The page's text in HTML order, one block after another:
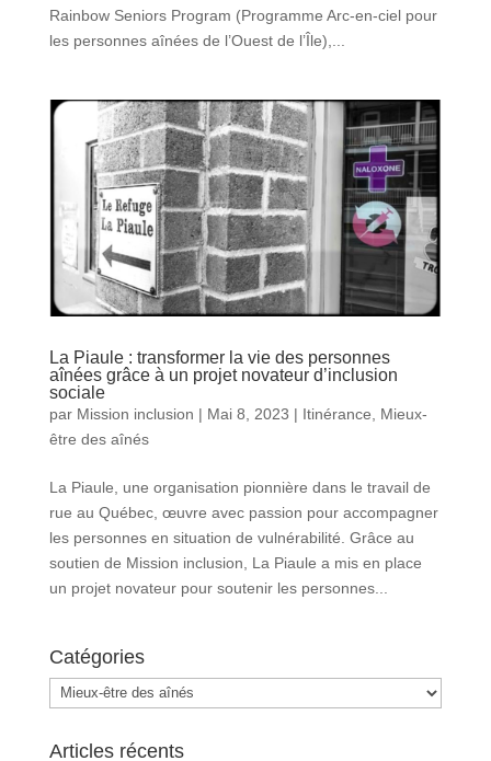
Rainbow Seniors Program (Programme Arc-en-ciel pour
les personnes aînées de l’Ouest de l’Île),...
La Piaule : transformer la vie des personnes
aînées grâce à un projet novateur d’inclusion
sociale
par Mission inclusion | Mai 8, 2023 | Itinérance
Mieux-
être des aînés
La Piaule, une organisation pionnière dans le travail de
rue au Québec, œuvre avec passion pour accompagner
les personnes en situation de vulnérabilité. Grâce au
soutien de Mission inclusion, La Piaule a mis en place
un projet novateur pour soutenir les personnes...
Catégories
Catégories
Articles récents